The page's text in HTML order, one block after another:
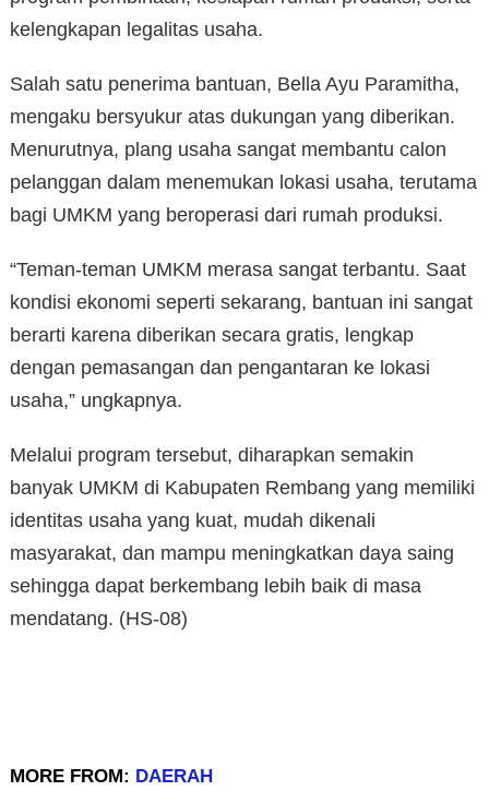
kelengkapan legalitas usaha.
Salah satu penerima bantuan, Bella Ayu Paramitha,
mengaku bersyukur atas dukungan yang diberikan.
Menurutnya, plang usaha sangat membantu calon
pelanggan dalam menemukan lokasi usaha, terutama
bagi UMKM yang beroperasi dari rumah produksi.
“Teman-teman UMKM merasa sangat terbantu. Saat
kondisi ekonomi seperti sekarang, bantuan ini sangat
berarti karena diberikan secara gratis, lengkap
dengan pemasangan dan pengantaran ke lokasi
usaha,” ungkapnya.
Melalui program tersebut, diharapkan semakin
banyak UMKM di Kabupaten Rembang yang memiliki
identitas usaha yang kuat, mudah dikenali
masyarakat, dan mampu meningkatkan daya saing
sehingga dapat berkembang lebih baik di masa
mendatang. (HS-08)
MORE FROM: DAERAH